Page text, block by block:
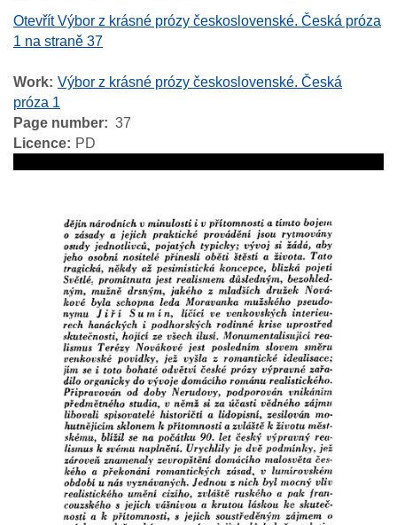
Otevřít Výbor z krásné prózy československé. Česká próza
1 na straně 37
Work Výbor z krásné prózy československé. Česká
próza 1
Page number
37
Licence
PD